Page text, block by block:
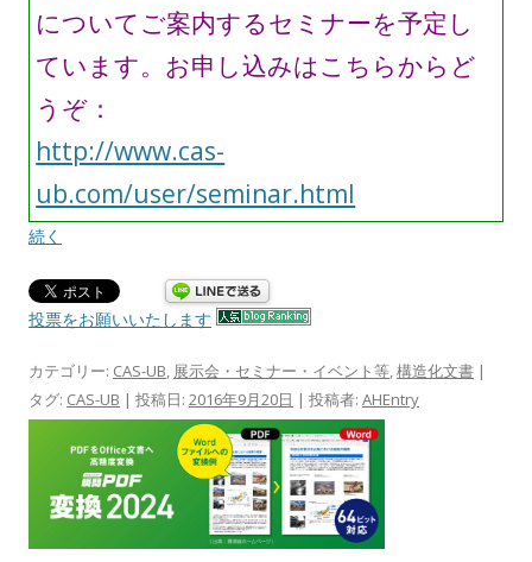
についてご案内するセミナーを予定し
ています。お申し込みはこちらからど
うぞ：
http://www.cas-
ub.com/user/seminar.html
続く
投票をお願いいたします
カテゴリー: CAS-UB, 展示会・セミナー・イベント等,構造化文書 |
タグ: CAS-UB | 投稿日: 2016年9月20日 | 投稿者: AHEntry